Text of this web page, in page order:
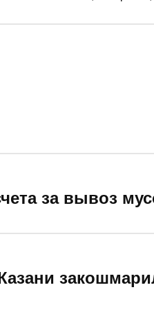
по этому поводу.
за вывоз